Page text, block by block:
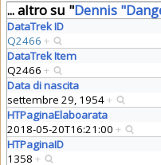
... altro su "Dennis
DataTrek ID
Q2466 +
DataTrek Item
Q2466 +
Data di nascita
settembre 29, 1954+
HTPaginaElaboarata
2018-05-20T16:21:00 +
HTPaginaID
1358 +